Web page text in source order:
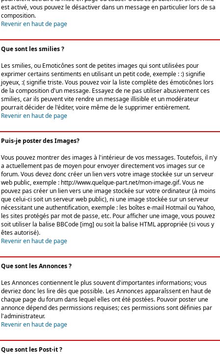
est activé, vous pouvez le désactiver dans un message en particulier lors de sa
composition.
Revenir en haut de page
Que sont les smilies ?
Les smilies, ou Emoticônes sont de petites images qui sont utilisées pour
exprimer certains sentiments en utilisant un petit code, exemple : :) signifie
joyeux, :( signifie triste. Vous pouvez voir la liste complète des émoticônes lors
de la composition d'un message. Essayez de ne pas utiliser abusivement ces
smilies, car ils peuvent vite rendre un message illisible et un modérateur
pourrait décider de l'éditer, voire même de le supprimer entièrement.
Revenir en haut de page
Puis-je poster des Images?
Vous pouvez montrer des images à l'intérieur de vos messages. Toutefois, il n'y
a actuellement pas de moyen pour envoyer directement vos images sur ce
forum. Vous devez donc créer un lien vers votre image stockée sur un serveur
web public, exemple : http://www.quelque-part.net/mon-image.gif. Vous ne
pouvez pas créer un lien vers une image stockée sur votre ordinateur (à moins
que celui-ci soit un serveur web public), ni une image stockée sur un serveur
nécessitant une authentification, exemple : les boîtes e-mail Hotmail ou Yahoo,
les sites protégés par mot de passe, etc. Pour afficher une image, vous pouvez
soit utiliser la balise BBCode [img] ou soit la balise HTML appropriée (si vous y
êtes autorisé).
Revenir en haut de page
Que sont les Annonces ?
Les Annonces contiennent le plus souvent d'importantes informations; vous
devriez donc les lire dès que possible. Les Annonces apparaîssent en haut de
chaque page du forum dans lequel elles ont été postées. Pouvoir poster une
annonce dépend des permissions requises; ces permissions sont définies par
l'administrateur.
Revenir en haut de page
Que sont les Post-it ?